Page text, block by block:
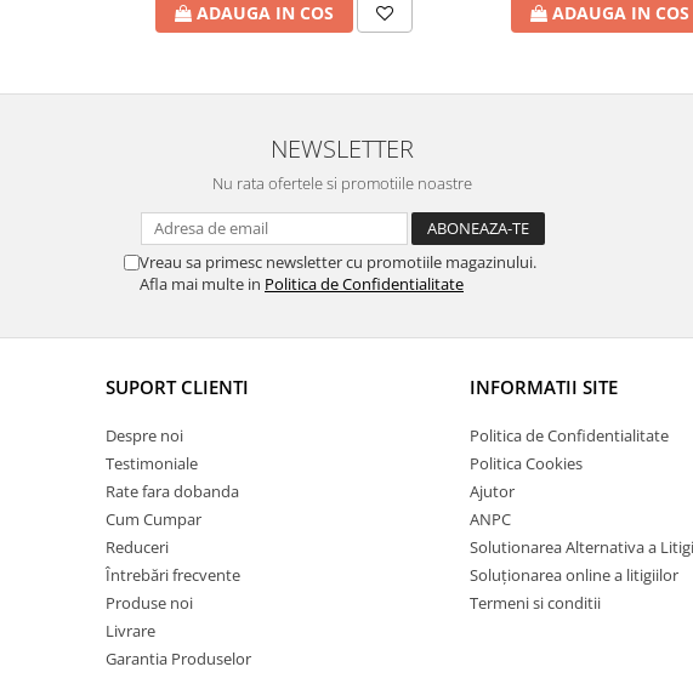
ADAUGA IN COS ADAUGA IN COS
NEWSLETTER
Nu rata ofertele si promotiile noastre
Vreau sa primesc newsletter cu promotiile magazinului.
Afla mai multe in Politica de Confidentialitate
SUPORT CLIENTI
Despre noi
Testimoniale
Rate fara dobanda
Cum Cumpar
Reduceri
Întrebări frecvente
Produse noi
Livrare
Garantia Produselor
INFORMATII SITE
Politica de Confidentialitate
Politica Cookies
Ajutor
ANPC
Solutionarea Alternativa a
Soluționarea online a litigiilor
Termeni si conditii